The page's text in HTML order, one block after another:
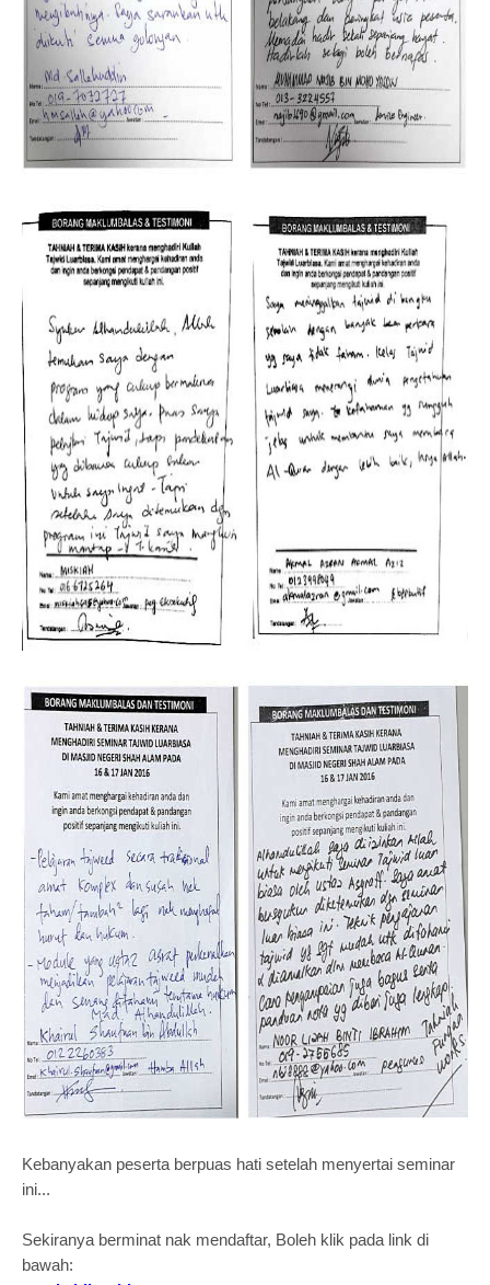
Kebanyakan peserta berpuas hati setelah menyertai seminar
ini...
Sekiranya berminat nak mendaftar, Boleh klik pada link di
bawah: